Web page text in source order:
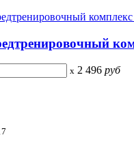
x 2 496 руб